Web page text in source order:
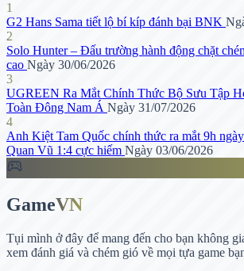
1
G2 Hans Sama tiết lộ bí kíp đánh bại BNK
2
Solo Hunter – Đấu trường hành động chặt
cao Ngày 30/06/2026
3
UGREEN Ra Mắt Chính Thức Bộ Sưu Tập
Toàn Đông Nam Á Ngày 31/07/2026
4
Anh Kiệt Tam Quốc chính thức ra mắt 9h
Quan Vũ 1:4 cực hiếm Ngày 03/06/2026
sports_esports
GameVN
Tụi mình ở đây để mang đến cho bạn không
xem đánh giá và chém gió về mọi tựa game